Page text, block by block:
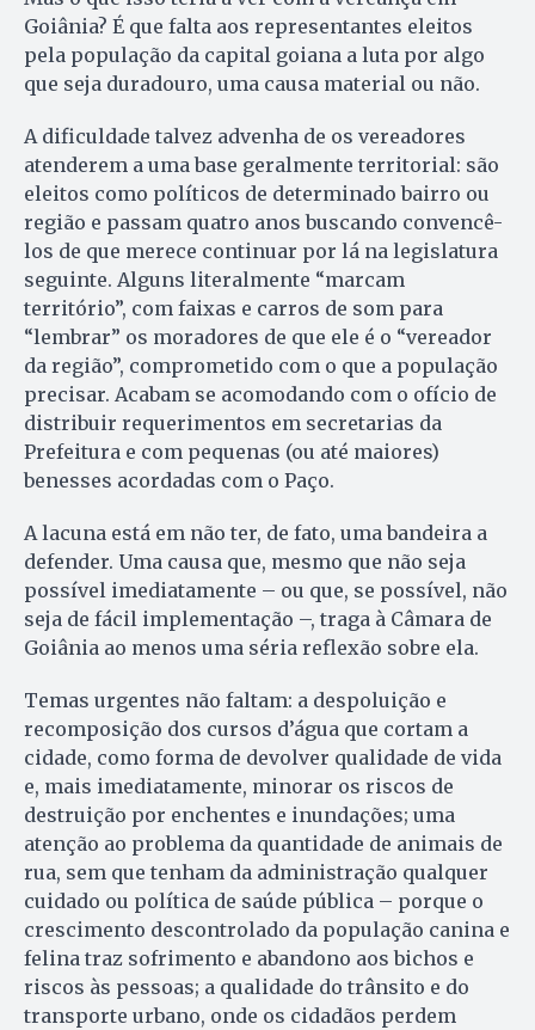
Goiânia? É que falta aos representantes eleitos
pela população da capital goiana a luta por algo
que seja duradouro, uma causa material ou não.
A dificuldade talvez advenha de os vereadores
atenderem a uma base geralmente territorial: são
eleitos como políticos de determinado bairro ou
região e passam quatro anos buscando convencê-
los de que merece continuar por lá na legislatura
seguinte. Alguns literalmente “marcam
território”, com faixas e carros de som para
“lembrar” os moradores de que ele é o “vereador
da região”, comprometido com o que a população
precisar. Acabam se acomodando com o ofício de
distribuir requerimentos em secretarias da
Prefeitura e com pequenas (ou até maiores)
benesses acordadas com o Paço.
A lacuna está em não ter, de fato, uma bandeira a
defender. Uma causa que, mesmo que não seja
possível imediatamente – ou que, se possível, não
seja de fácil implementação –, traga à Câmara de
Goiânia ao menos uma séria reflexão sobre ela.
Temas urgentes não faltam: a despoluição e
recomposição dos cursos d’água que cortam a
cidade, como forma de devolver qualidade de vida
e, mais imediatamente, minorar os riscos de
destruição por enchentes e inundações; uma
atenção ao problema da quantidade de animais de
rua, sem que tenham da administração qualquer
cuidado ou política de saúde pública – porque o
crescimento descontrolado da população canina e
felina traz sofrimento e abandono aos bichos e
riscos às pessoas; a qualidade do trânsito e do
transporte urbano, onde os cidadãos perdem